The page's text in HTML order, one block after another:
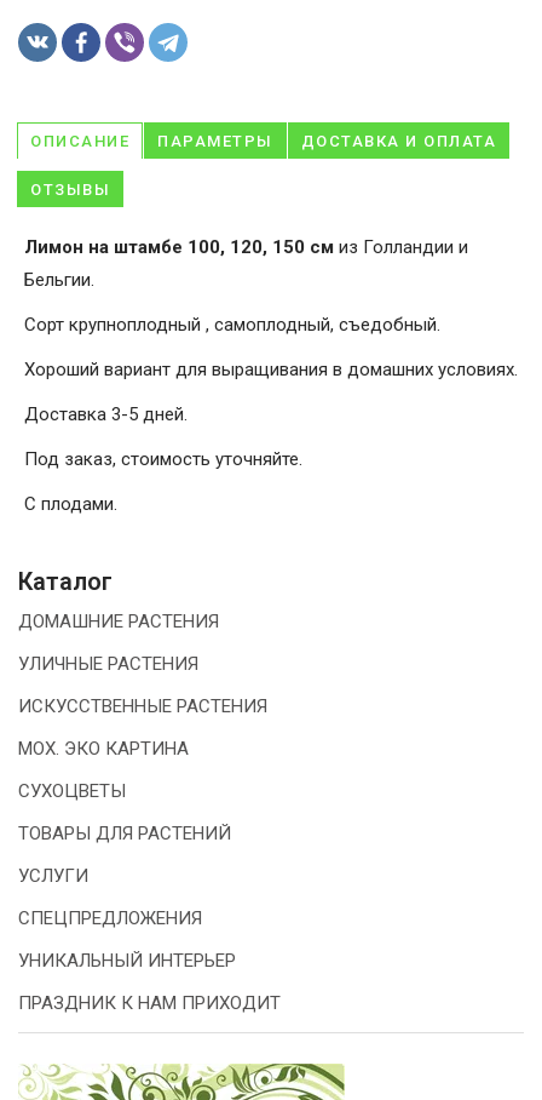
ОПИСАНИЕ ПАРАМЕТРЫ ДОСТАВКА И ОПЛАТА
ОТЗЫВЫ
Лимон на штамбе 100, 120, 150 см из Голландии и
Бельгии.
Сорт крупноплодный , самоплодный, съедобный.
Хороший вариант для выращивания в домашних условиях.
Доставка 3-5 дней.
Под заказ, стоимость уточняйте.
С плодами.
Каталог
ДОМАШНИЕ РАСТЕНИЯ
УЛИЧНЫЕ РАСТЕНИЯ
ИСКУССТВЕННЫЕ РАСТЕНИЯ
МОХ. ЭКО КАРТИНА
СУХОЦВЕТЫ
ТОВАРЫ ДЛЯ РАСТЕНИЙ
УСЛУГИ
СПЕЦПРЕДЛОЖЕНИЯ
УНИКАЛЬНЫЙ ИНТЕРЬЕР
ПРАЗДНИК К НАМ ПРИХОДИТ